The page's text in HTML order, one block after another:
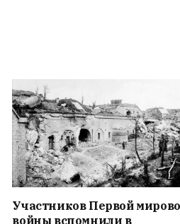
Участников Первой
войны вспомнили в